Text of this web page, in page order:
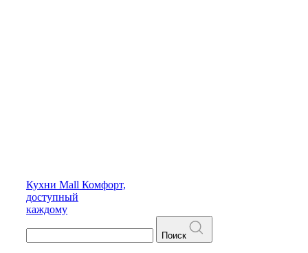
Кухни Mall Комфорт,
доступный
каждому
Поиск